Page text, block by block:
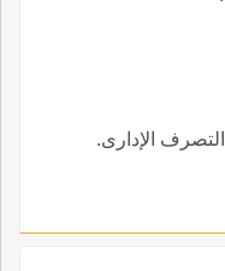
الإدارى.